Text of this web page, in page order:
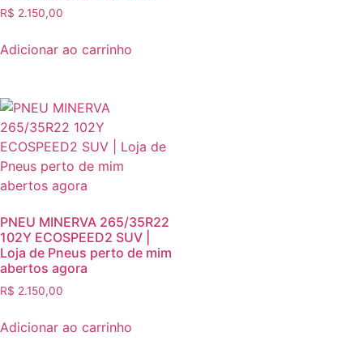
R$ 2.150,00
Adicionar ao carrinho
PNEU MINERVA 265/35R22
102Y ECOSPEED2 SUV |
Loja de Pneus perto de mim
abertos agora
R$ 2.150,00
Adicionar ao carrinho